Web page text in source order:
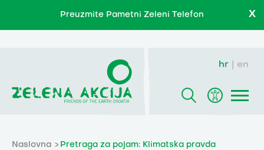
Preuzmite Pametni Zeleni Telefon X
hr en
Naslovna Pretraga za pojam: Klimatska pravda